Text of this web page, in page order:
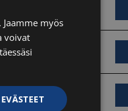
FINNISH
myös
voivat